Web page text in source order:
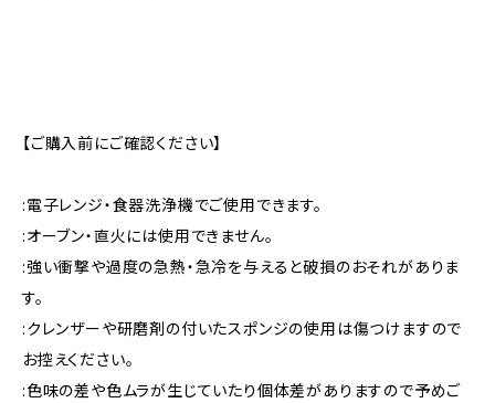
【ご購入前にご確認ください】
:電子レンジ・食器洗浄機でご使用できます。
:オーブン・直火には使用できません。
:強い衝撃や過度の急熱・急冷を与えると破損のおそれがありま
す。
:クレンザーや研磨剤の付いたスポンジの使用は傷つけますので
お控えください。
:色味の差や色ムラが生じていたり個体差がありますので予めご